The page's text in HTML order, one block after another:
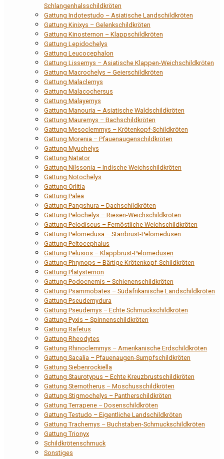
Schlangenhalsschildkröten
Gattung Indotestudo – Asiatische Landschildkröten
Gattung Kinixys – Gelenkschildkröten
Gattung Kinosternon – Klappschildkröten
Gattung Lepidochelys
Gattung Leucocephalon
Gattung Lissemys – Asiatische Klappen-Weichschildkröten
Gattung Macrochelys – Geierschildkröten
Gattung Malaclemys
Gattung Malacochersus
Gattung Malayemys
Gattung Manouria – Asiatische Waldschildkröten
Gattung Mauremys – Bachschildkröten
Gattung Mesoclemmys – Krötenkopf-Schildkröten
Gattung Morenia – Pfauenaugenschildkröten
Gattung Myuchelys
Gattung Natator
Gattung Nilssonia – Indische Weichschildkröten
Gattung Notochelys
Gattung Orlitia
Gattung Palea
Gattung Pangshura – Dachschildkröten
Gattung Pelochelys – Riesen-Weichschildkröten
Gattung Pelodiscus – Fernöstliche Weichschildkröten
Gattung Pelomedusa – Starrbrust-Pelomedusen
Gattung Peltocephalus
Gattung Pelusios – Klappbrust-Pelomedusen
Gattung Phrynops – Bärtige Krötenkopf-Schildkröten
Gattung Platysternon
Gattung Podocnemis – Schienenschildkröten
Gattung Psammobates – Südafrikanische Landschildkröten
Gattung Pseudemydura
Gattung Pseudemys – Echte Schmuckschildkröten
Gattung Pyxis – Spinnenschildkröten
Gattung Rafetus
Gattung Rheodytes
Gattung Rhinoclemmys – Amerikanische Erdschildkröten
Gattung Sacalia – Pfauenaugen-Sumpfschildkröten
Gattung Siebenrockiella
Gattung Staurotypus – Echte Kreuzbrustschildkröten
Gattung Sternotherus – Moschusschildkröten
Gattung Stigmochelys – Pantherschildkröten
Gattung Terrapene – Dosenschildkröten
Gattung Testudo – Eigentliche Landschildkröten
Gattung Trachemys – Buchstaben-Schmuckschildkröten
Gattung Trionyx
Schildkrötenschmuck
Sonstiges